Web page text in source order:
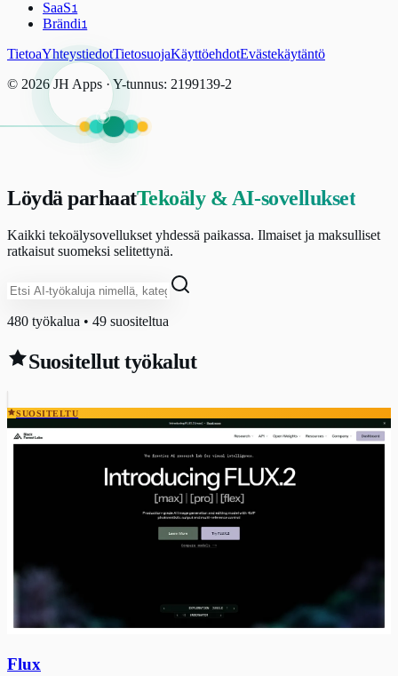
SaaS1
Brändi1
TietoaYhteystiedotTietosuojaKäyttöehdotEvästekäytäntö
© 2026 JH Apps · Y-tunnus: 2199139-2
Löydä parhaatTekoäly & AI-sovellukset
Kaikki tekoälysovellukset yhdessä paikassa. Ilmaiset ja maksulliset
ratkaisut suomeksi selitettynä.
480 työkalua • 49 suositeltua
Suositellut työkalut
SUOSITELTU
Flux